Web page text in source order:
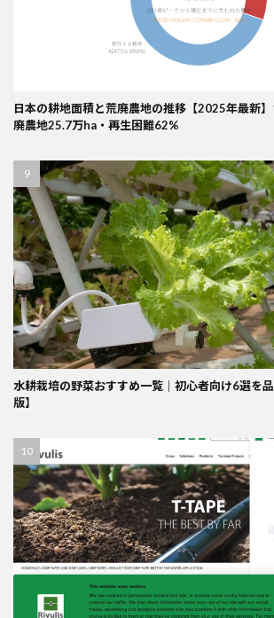
日本の耕地面積と荒廃農地の推移【2025年最新
廃農地25.7万ha・再生困難62%
水耕栽培の野菜おすすめ一覧｜初心者向け6選を
版】